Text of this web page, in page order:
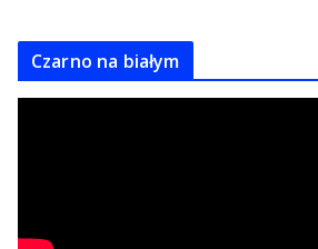
Czarno na białym